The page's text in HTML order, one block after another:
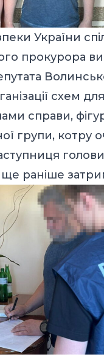
України
прокурора
схем
справи,
групи, котру
раніше